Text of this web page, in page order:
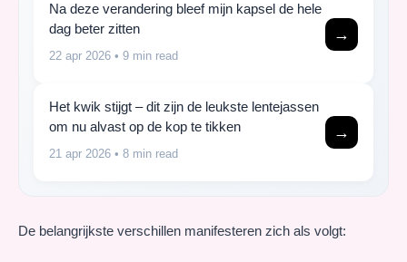
Na deze verandering bleef mijn kapsel de hele
dag beter zitten
22 apr 2026 • 9 min read
→
Het kwik stijgt – dit zijn de leukste lentejassen
om nu alvast op de kop te tikken
21 apr 2026 • 8 min read
→
De belangrijkste verschillen manifesteren zich als volgt: